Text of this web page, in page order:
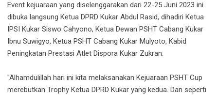
Event kejuaraan yang diselenggarakan dari 22-25 Juni 2023 ini
dibuka langsung Ketua DPRD Kukar Abdul Rasid, dihadiri Ketua
IPSI Kukar Siswo Cahyono, Ketua Dewan PSHT Cabang Kukar
Ibnu Suwigyo, Ketua PSHT Cabang Kukar Mulyoto, Kabid
Peningkatan Prestasi Atlet Dispora Kukar Zukran.
"Alhamdulillah hari ini kita melaksanakan Kejuaraan PSHT Cup
merebutkan Trophy Ketua DPRD Kukar yang kedua. Dan seperti